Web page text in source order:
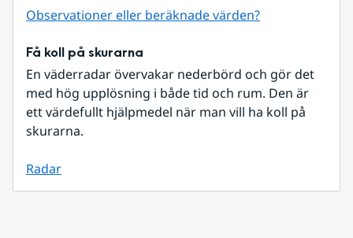
Observationer eller beräknade värden?
Få koll på skurarna
En väderradar övervakar nederbörd och gör det
med hög upplösning i både tid och rum. Den är
ett värdefullt hjälpmedel när man vill ha koll på
skurarna.
Radar